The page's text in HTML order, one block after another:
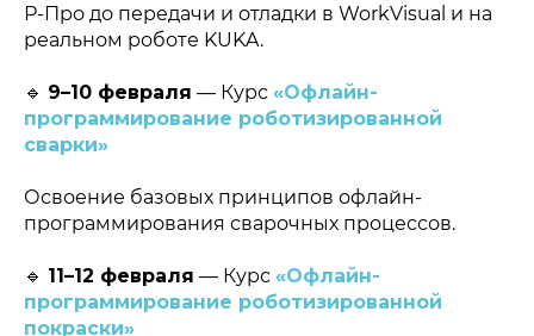
Р-Про до передачи и отладки в WorkVisual и на
реальном роботе KUKA.
🔹 9–10 февраля — Курс «Офлайн-
программирование роботизированной
сварки»
Освоение базовых принципов офлайн-
программирования сварочных процессов.
🔹 11–12 февраля — Курс «Офлайн-
программирование роботизированной
покраски»